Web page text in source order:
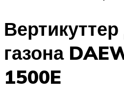
газона
1500E